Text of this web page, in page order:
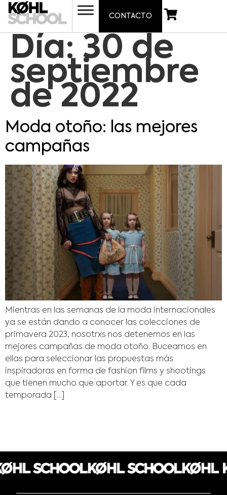
CONTACTO
Día: 30 de
septiembre
de 2022
Moda otoño: las mejores
campañas
Mientras en las semanas de la moda internacionales
ya se están dando a conocer las colecciones de
primavera 2023, nosotrxs nos detenemos en las
mejores campañas de moda otoño. Buceamos en
ellas para seleccionar las propuestas más
inspiradoras en forma de fashion films y shootings
que tienen mucho que aportar. Y es que cada
temporada […]